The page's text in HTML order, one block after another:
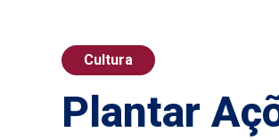
Cultura
Plantar